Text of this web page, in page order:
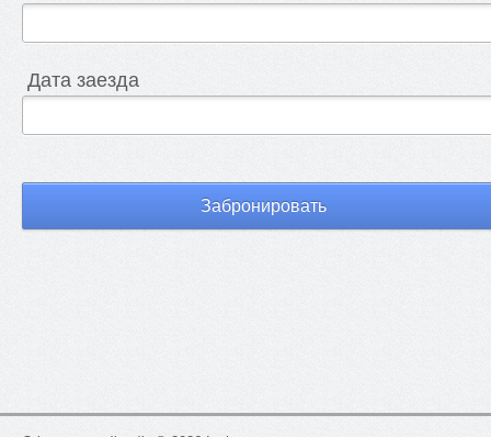
Дата заезда